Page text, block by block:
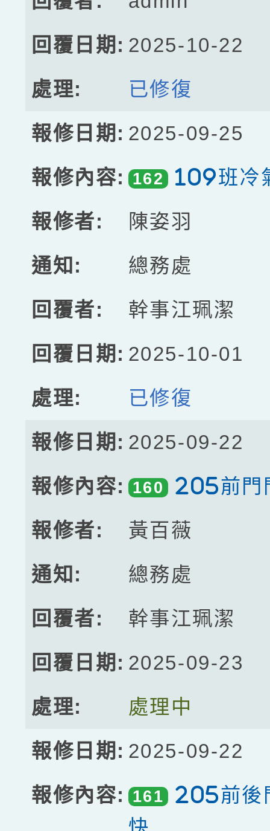
2025-10-22
已修復
2025-09-25
162 109班冷
陳姿羽
總務處
幹事江珮潔
2025-10-01
已修復
2025-09-22
160 205前門
黃百薇
總務處
幹事江珮潔
2025-09-23
處理中
2025-09-22
161
205前後
快